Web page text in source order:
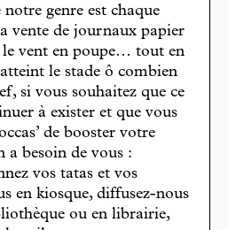
genre est chaque
vente de journaux papier
le vent en poupe… tout en
le stade ô combien
si vous souhaitez que ce
à exister et que vous
de booster votre
besoin de vous :
vos tatas et vos
en kiosque, diffusez-nous
ou en librairie,